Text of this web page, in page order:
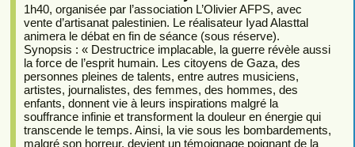
1h40, organisée par l’association L’Olivier AFPS, avec
vente d’artisanat palestinien. Le réalisateur Iyad Alasttal
animera le débat en fin de séance (sous réserve).
Synopsis : « Destructrice implacable, la guerre révèle aussi
la force de l’esprit humain. Les citoyens de Gaza, des
personnes pleines de talents, entre autres musiciens,
artistes, journalistes, des femmes, des hommes, des
enfants, donnent vie à leurs inspirations malgré la
souffrance infinie et transforment la douleur en énergie qui
transcende le temps. Ainsi, la vie sous les bombardements,
malgré son horreur, devient un témoignage poignant de la